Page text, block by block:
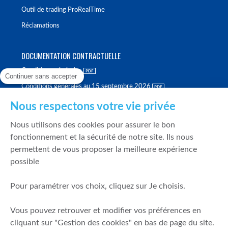
Outil de trading ProRealTime
Réclamations
DOCUMENTATION CONTRACTUELLE
Conditions générales
Conditions générales au 15 septembre 2026
Politique de meilleure sélection
Politique de durabilité
Fonds de garantie des dépôts et de résolution
Mentions légales
Prévention de la fraude
Continuer sans accepter
Nous respectons votre vie privée
Nous utilisons des cookies pour assurer le bon
fonctionnement et la sécurité de notre site. Ils nous
permettent de vous proposer la meilleure expérience
possible
Pour paramétrer vos choix, cliquez sur Je choisis.
Vous pouvez retrouver et modifier vos préférences en
cliquant sur "Gestion des cookies" en bas de page du site.